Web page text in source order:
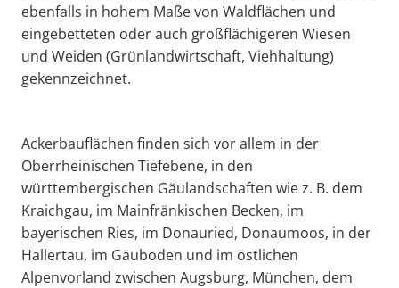
ebenfalls in hohem Maße von Waldflächen und
eingebetteten oder auch großflächigeren Wiesen
und Weiden (Grünlandwirtschaft, Viehhaltung)
gekennzeichnet.
Ackerbauflächen finden sich vor allem in der
Oberrheinischen Tiefebene, in den
württembergischen Gäulandschaften wie z. B. dem
Kraichgau, im Mainfränkischen Becken, im
bayerischen Ries, im Donauried, Donaumoos, in der
Hallertau, im Gäuboden und im östlichen
Alpenvorland zwischen Augsburg, München, dem